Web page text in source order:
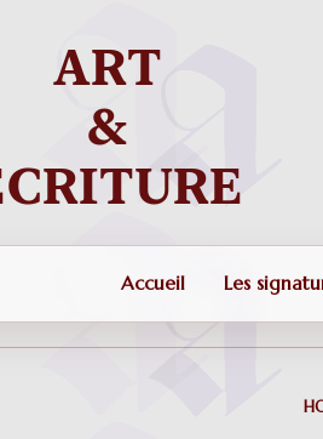
Accueil Les